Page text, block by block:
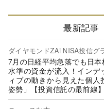
最新記事
ダイヤモンドZAi NISA投信グ
7月の日経平均急落でも日
水準の資金が流入！インデ
ィブの動きから見えた個人
姿勢」【投資信託の最前線】